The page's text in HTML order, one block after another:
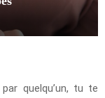
quelqu’un, tu te